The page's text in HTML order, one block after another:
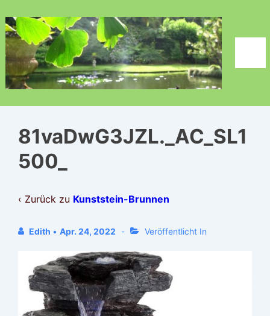
Zum
Inhalt
81vaDwG3JZL._AC_SL1
500_
‹ Zurück zu Kunststein-Brunnen
Edith • Apr. 24, 2022 Veröffentlicht In